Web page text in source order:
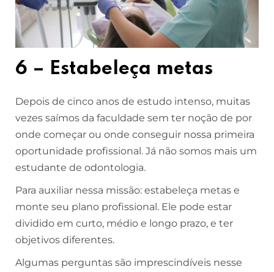
6 – Estabeleça metas
Depois de cinco anos de estudo intenso, muitas
vezes saímos da faculdade sem ter noção de por
onde começar ou onde conseguir nossa primeira
oportunidade profissional. Já não somos mais um
estudante de odontologia.
Para auxiliar nessa missão: estabeleça metas e
monte seu plano profissional. Ele pode estar
dividido em curto, médio e longo prazo, e ter
objetivos diferentes.
Algumas perguntas são imprescindíveis nesse